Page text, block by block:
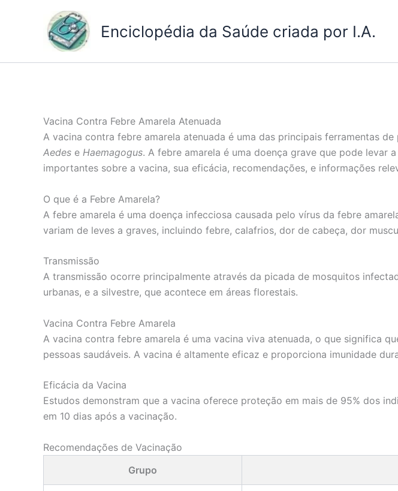
Enciclopédia da Saúde criada por I.A.
Vacina Contra Febre Amarela Atenuada
A vacina contra febre amarela atenuada é uma das principais ferramentas
Aedes e Haemagogus. A febre amarela é uma doença grave que pode levar
importantes sobre a vacina, sua eficácia, recomendações, e informações
O que é a Febre Amarela?
A febre amarela é uma doença infecciosa causada pelo vírus da febre
variam de leves a graves, incluindo febre, calafrios, dor de cabeça, dor
Transmissão
A transmissão ocorre principalmente através da picada de mosquitos
urbanas, e a silvestre, que acontece em áreas florestais.
Vacina Contra Febre Amarela
A vacina contra febre amarela é uma vacina viva atenuada, o que significa
pessoas saudáveis. A vacina é altamente eficaz e proporciona imunidade
Eficácia da Vacina
Estudos demonstram que a vacina oferece proteção em mais de 95% dos
em 10 dias após a vacinação.
Recomendações de Vacinação
Grupo